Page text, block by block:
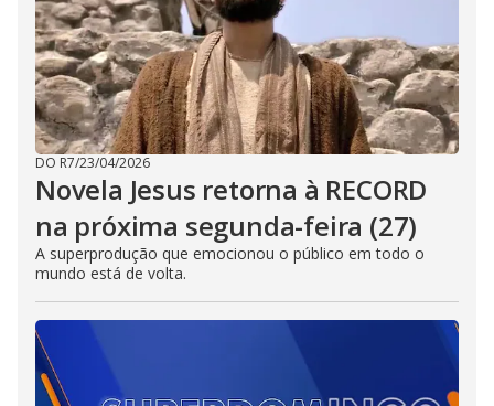
DO R7/23/04/2026
Novela Jesus retorna à RECORD
na próxima segunda-feira (27)
A superprodução que emocionou o público em todo o
mundo está de volta.